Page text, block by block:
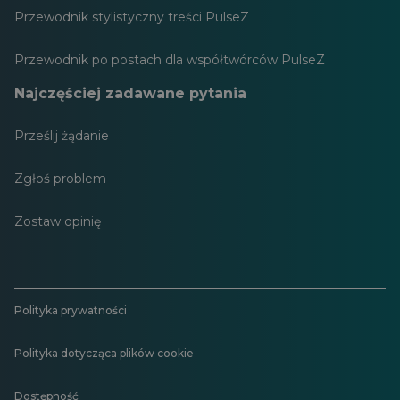
Przewodnik stylistyczny treści PulseZ
Przewodnik po postach dla współtwórców PulseZ
Najczęściej zadawane pytania
Prześlij żądanie
Zgłoś problem
Zostaw opinię
Polityka prywatności
Polityka dotycząca plików cookie
Dostępność